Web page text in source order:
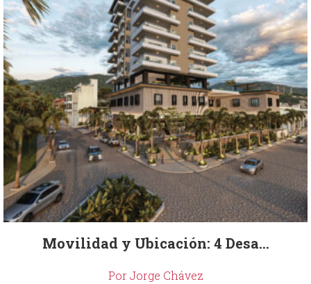
Movilidad y Ubicación: 4 Desa...
Por Jorge Chávez